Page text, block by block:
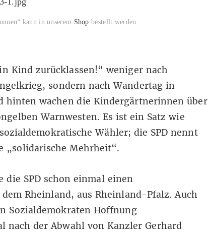
kann in unserem Shop bestellt werden.
Kind zurücklassen!“ weniger nach
sondern nach Wandertag in
hinten wachen die Kindergärtnerinnen über
Warnwesten. Es ist ein Satz wie
Wähler; die SPD nennt
„solidarische Mehrheit“.
die SPD schon einmal einen
Rheinland, aus Rheinland-Pfalz. Auch
Sozialdemokraten Hoffnung
nach der Abwahl von Kanzler Gerhard